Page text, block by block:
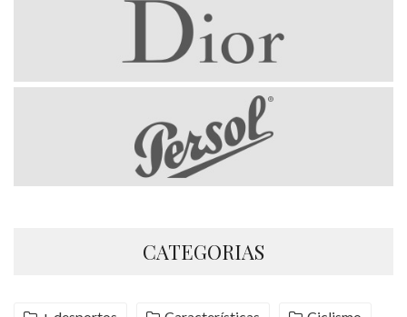
CATEGORIAS